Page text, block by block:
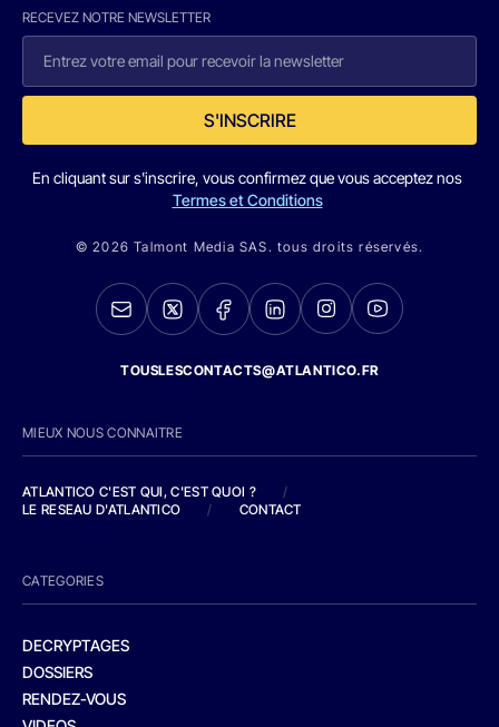
RECEVEZ NOTRE NEWSLETTER
S'INSCRIRE
En cliquant sur s'inscrire, vous confirmez que vous acceptez nos
Termes et Conditions
© 2026 Talmont Media SAS. tous droits réservés.
TOUSLESCONTACTS@ATLANTICO.FR
MIEUX NOUS CONNAITRE
ATLANTICO C'EST QUI, C'EST QUOI ?
/
LE RESEAU D'ATLANTICO
/ CONTACT
CATEGORIES
DECRYPTAGES
DOSSIERS
RENDEZ-VOUS